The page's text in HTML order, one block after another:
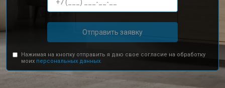
Отправить заявку
Нажимая на кнопку отправить я даю свое согласие на обработку
моих персональных данных.